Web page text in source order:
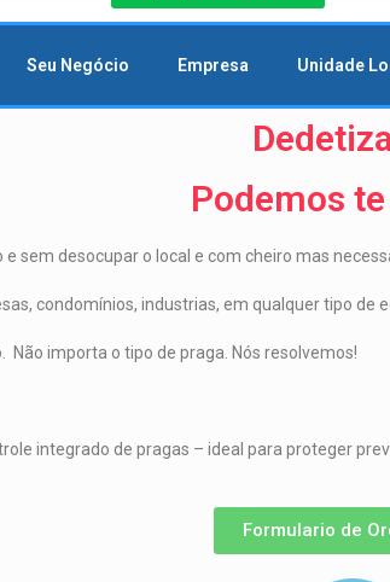
Seu Negócio Empresa Unidade
Podemos
sem desocupar o local e com cheiro mas
condomínios, industrias, em qualquer tipo de
importa o tipo de praga. Nós resolvemos!
integrado de pragas – ideal para proteger
Formulario de